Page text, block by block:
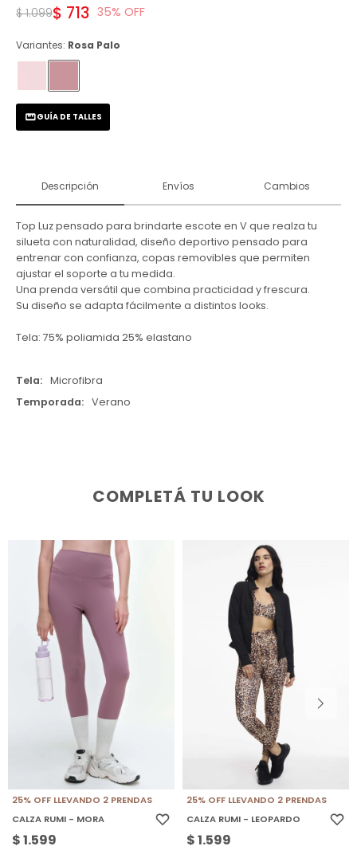
$ 713
$ 1.099 35
Variantes: Rosa Palo
GUÍA DE TALLES
Descripción Envíos Cambios
Top Luz pensado para brindarte escote en V que realza tu
silueta con naturalidad, diseño deportivo pensado para
entrenar con confianza, copas removibles que permiten
ajustar el soporte a tu medida.
Una prenda versátil que combina practicidad y frescura.
Su diseño se adapta fácilmente a distintos looks.
Tela: 75% poliamida 25% elastano
Tela
Microfibra
Temporada
Verano
COMPLETÁ TU LOOK
25% OFF LLEVANDO 2 PRENDAS
CALZA RUMI - MORA
$1.599
25% OFF LLEVANDO 2 PRENDAS
CALZA RUMI - LEOPARDO
$1.599